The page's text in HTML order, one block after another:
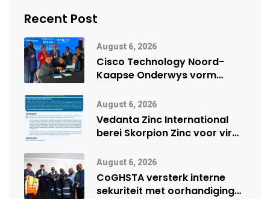
Recent Post
August 6, 2026
Cisco Technology Noord-
Kaapse Onderwys vorm
vennootskap
August 6, 2026
Vedanta Zinc International
berei Skorpion Zinc voor vir
August 6, 2026
CoGHSTA versterk interne
sekuriteit met oorhandiging